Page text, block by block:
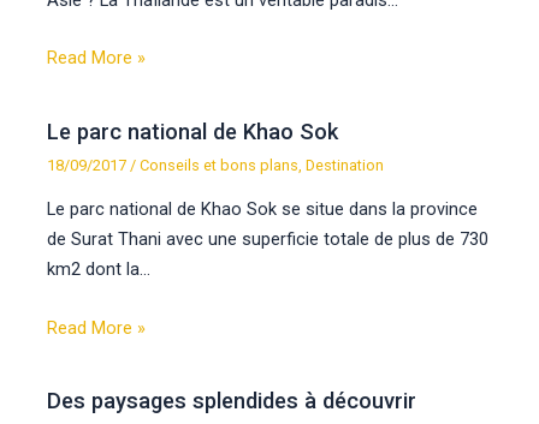
Read More »
Le parc national de Khao Sok
18/09/2017 /Conseils et bons plans ,Destination
Le parc national de Khao Sok se situe dans la province
de Surat Thani avec une superficie totale de plus de 730
km2 dont la…
Read More »
Des paysages splendides à découvrir